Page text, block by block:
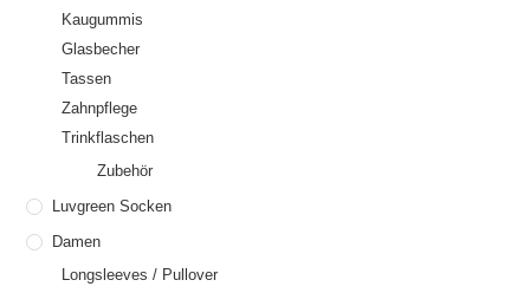
Kaugummis
Glasbecher
Tassen
Zahnpflege
Trinkflaschen
Zubehör
Luvgreen Socken
Damen
Longsleeves / Pullover